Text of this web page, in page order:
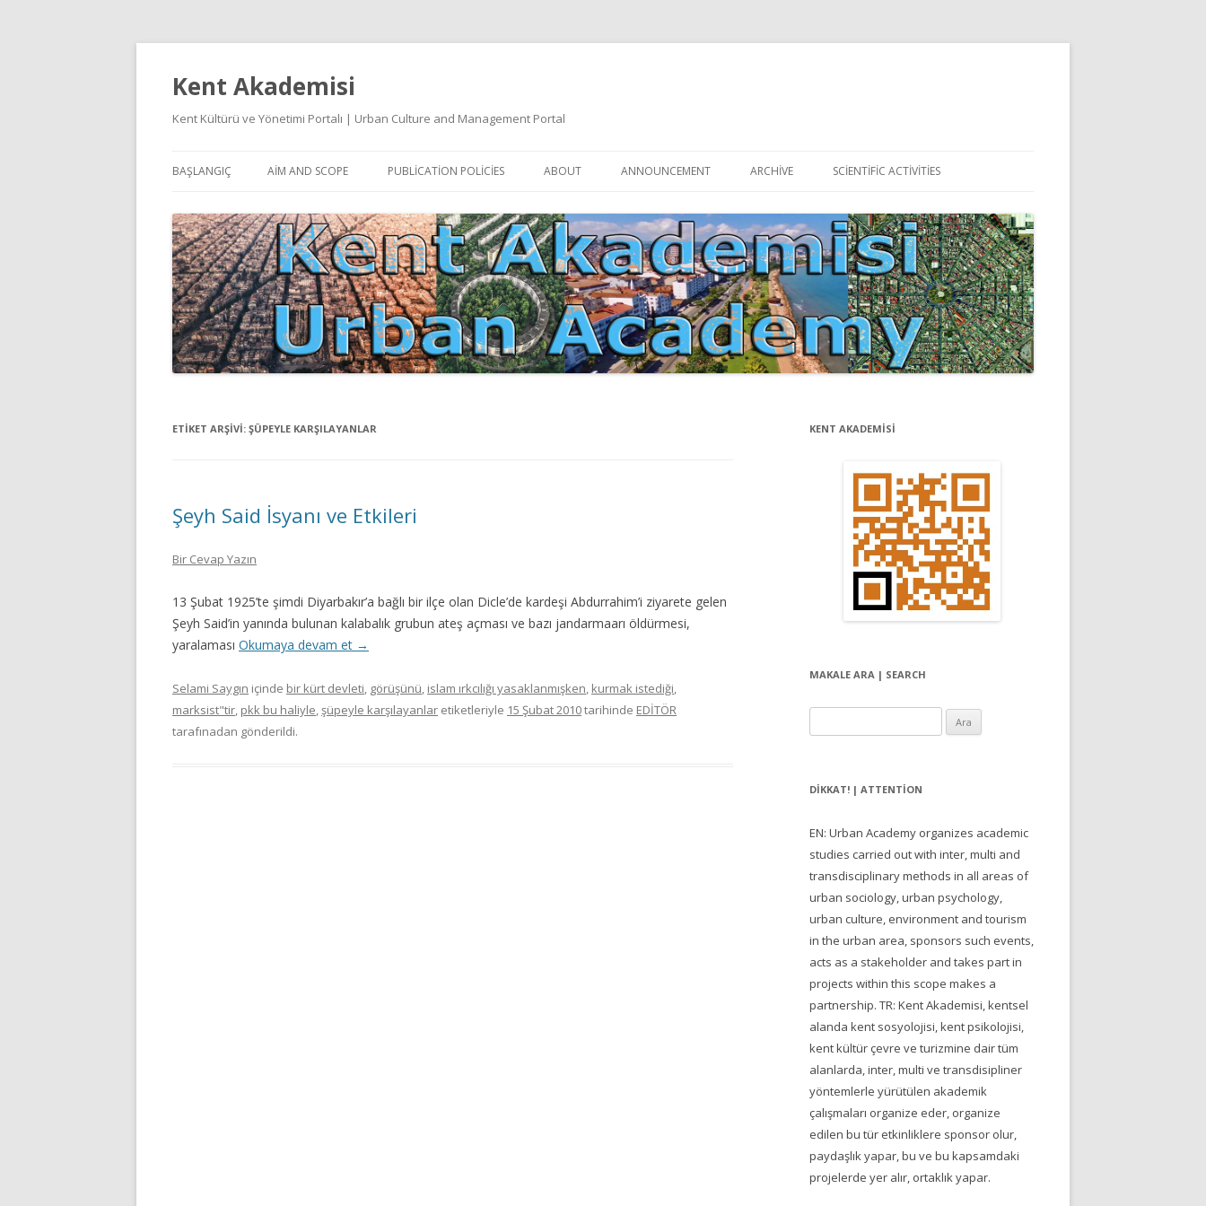
Kent Akademisi
Kent Kültürü ve Yönetimi Portalı | Urban Culture and Management Portal
atla
BAŞLANGIÇ AIM AND SCOPE PUBLICATION POLICIES
DOCUMENTATION
YAZIM KURALLARI
SÜREÇ REHBERI | PROCESS GUIDE
ETIK İLKELER | ETHICAL RULES
ABOUT
EDITORIAL BOARD
ETIK KURUL | ETHICAL BOARDS
İNDEKSLER
JOURNAL HISTORY | DERGI
TARIHÇESI
ADVERTISEMENT FEE
ANNOUNCEMENT ARCHIVE SCIENTIFIC ACTIVITIES
ETIKET ARŞIVI: ŞÜPEYLE KARŞILAYANLAR
Şeyh Said İsyanı ve Etkileri
Bir Cevap Yazın
13 Şubat 1925’te şimdi Diyarbakır’a bağlı bir ilçe olan Dicle’de kardeşi Abdurrahim’i ziyarete gelen
Şeyh Said’in yanında bulunan kalabalık grubun ateş açması ve bazı jandarmaarı öldürmesi,
yaralaması Okumaya devam et →
Selami Saygın içinde bir kürt devleti, görüşünü, islam ırkcılığı yasaklanmışken, kurmak istediği,
marksist"tir, pkk bu haliyle,şüpeyle karşılayanlar etiketleriyle 15 Şubat 2010tarihinde EDİTÖR
tarafınadan gönderildi.
KENT AKADEMİSİ
MAKALE ARA | SEARCH
DIKKAT! | ATTENTION
EN: Urban Academy organizes academic
studies carried out with inter, multi and
transdisciplinary methods in all areas of
urban sociology, urban psychology,
urban culture, environment and tourism
in the urban area, sponsors such events,
acts as a stakeholder and takes part in
projects within this scope makes a
partnership. TR: Kent Akademisi, kentsel
alanda kent sosyolojisi, kent psikolojisi,
kent kültür çevre ve turizmine dair tüm
alanlarda, inter, multi ve transdisipliner
yöntemlerle yürütülen akademik
çalışmaları organize eder, organize
edilen bu tür etkinliklere sponsor olur,
paydaşlık yapar, bu ve bu kapsamdaki
projelerde yer alır, ortaklık yapar.